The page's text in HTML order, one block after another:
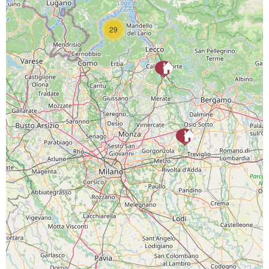
29
SCARICA L'APP
PAGINE SOCIAL